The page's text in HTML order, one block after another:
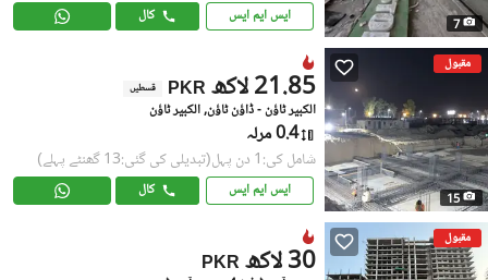
7 ایس ایم ایس کال
مقبول
15
PKR 21.85 لاکھ قسطیں
الکبیر ٹاؤن - ڈاؤن ٹاؤن, الکبیر ٹاؤن
0.4 مرلہ
شامل کی:1 دن پہل (تبدیلی کی گئی:13 گھنٹے پہلے)
ایس ایم ایس کال
مقبول
PKR 30 لاکھ